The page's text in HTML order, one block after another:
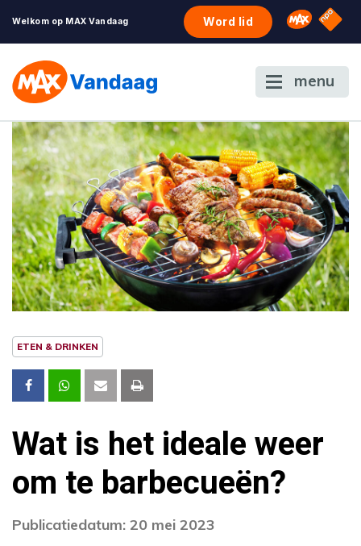
Welkom op MAX Vandaag Word lid Omroep
NPO
menu
ETEN & DRINKEN
Wat is het ideale weer
om te barbecueën?
Publicatiedatum: 20 mei 2023